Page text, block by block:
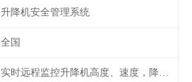
升降机安全管理系统
全国